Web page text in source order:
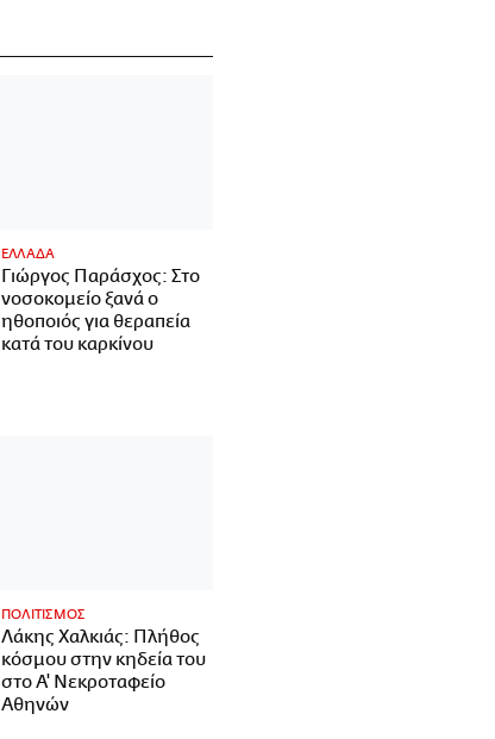
ΕΛΛΑΔΑ
Γιώργος Παράσχος: Στο
νοσοκομείο ξανά ο
ηθοποιός για θεραπεία
κατά του καρκίνου
ΠΟΛΙΤΙΣΜΟΣ
Λάκης Χαλκιάς: Πλήθος
κόσμου στην κηδεία του
στο Α' Νεκροταφείο
Αθηνών